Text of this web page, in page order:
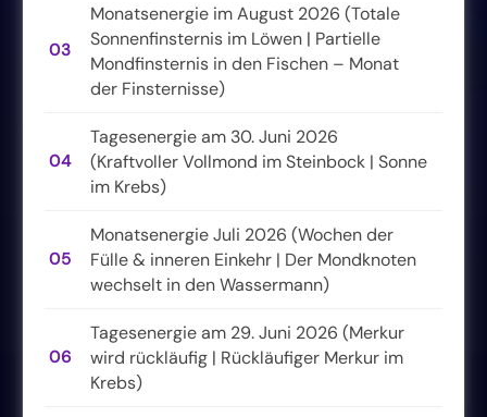
03
Monatsenergie im August 2026 (Totale
Sonnenfinsternis im Löwen | Partielle
Mondfinsternis in den Fischen – Monat
der Finsternisse)
04
Tagesenergie am 30. Juni 2026
(Kraftvoller Vollmond im Steinbock | Sonne
im Krebs)
05
Monatsenergie Juli 2026 (Wochen der
Fülle & inneren Einkehr | Der Mondknoten
wechselt in den Wassermann)
06
Tagesenergie am 29. Juni 2026 (Merkur
wird rückläufig | Rückläufiger Merkur im
Krebs)